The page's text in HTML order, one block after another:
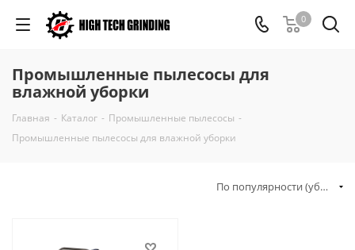
0
Промышленные пылесосы для
влажной уборки
Главная - Каталог - Промышленные пылесосы -
Промышленные пылесосы для влажной уборки
По популярности (убывание)